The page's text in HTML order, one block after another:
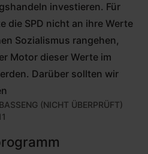
investieren. Für
die SPD nicht an ihre Werte
Sozialismus rangehen,
Motor dieser Werte im
Darüber sollten wir
(NICHT ÜBERPRÜFT)